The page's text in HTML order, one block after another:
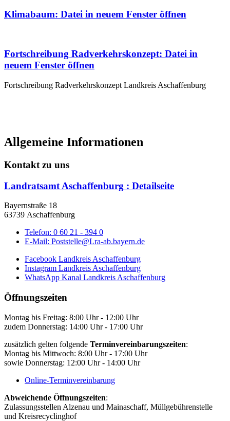
Klimabaum: Datei in neuem Fenster öffnen
Fortschreibung Radverkehrskonzept: Datei in
neuem Fenster öffnen
Fortschreibung Radverkehrskonzept Landkreis Aschaffenburg
Allgemeine Informationen
Kontakt zu uns
Landratsamt Aschaffenburg : Detailseite
Bayernstraße 18
63739 Aschaffenburg
Telefon: 0 60 21 - 394 0
E-Mail: Poststelle@Lra-ab.bayern.de
Facebook Landkreis Aschaffenburg
Instagram Landkreis Aschaffenburg
WhatsApp Kanal Landkreis Aschaffenburg
Öffnungszeiten
Montag bis Freitag: 8:00 Uhr - 12:00 Uhr
zudem Donnerstag: 14:00 Uhr - 17:00 Uhr
zusätzlich gelten folgende Terminvereinbarungszeiten:
Montag bis Mittwoch: 8:00 Uhr - 17:00 Uhr
sowie Donnerstag: 12:00 Uhr - 14:00 Uhr
Online-Terminvereinbarung
Abweichende Öffnungszeiten:
Zulassungsstellen Alzenau und Mainaschaff, Müllgebührenstelle
und Kreisrecyclinghof